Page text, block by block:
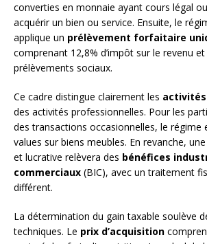
converties en monnaie ayant cours légal
acquérir un bien ou service. Ensuite, le
applique un prélèvement forfaitaire
comprenant 12,8% d’impôt sur le revenu et
prélèvements sociaux.
Ce cadre distingue clairement les
des activités professionnelles. Pour les
des transactions occasionnelles, le régime
values sur biens meubles. En revanche,
et lucrative relèvera des bénéfices
commerciaux (BIC), avec un traitement
différent.
La détermination du gain taxable soulève
techniques. Le prix d’acquisition